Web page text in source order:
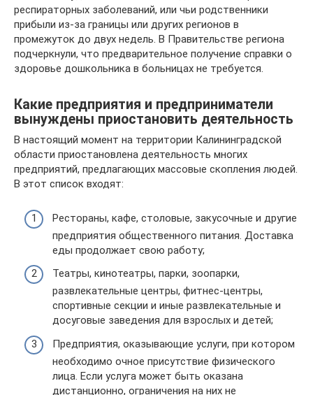
респираторных заболеваний, или чьи родственники
прибыли из-за границы или других регионов в
промежуток до двух недель. В Правительстве региона
подчеркнули, что предварительное получение справки о
здоровье дошкольника в больницах не требуется.
Какие предприятия и предприниматели
вынуждены приостановить деятельность
В настоящий момент на территории Калининградской
области приостановлена деятельность многих
предприятий, предлагающих массовые скопления людей.
В этот список входят:
Рестораны, кафе, столовые, закусочные и другие
предприятия общественного питания. Доставка
еды продолжает свою работу;
Театры, кинотеатры, парки, зоопарки,
развлекательные центры, фитнес-центры,
спортивные секции и иные развлекательные и
досуговые заведения для взрослых и детей;
Предприятия, оказывающие услуги, при котором
необходимо очное присутствие физического
лица. Если услуга может быть оказана
дистанционно, ограничения на них не